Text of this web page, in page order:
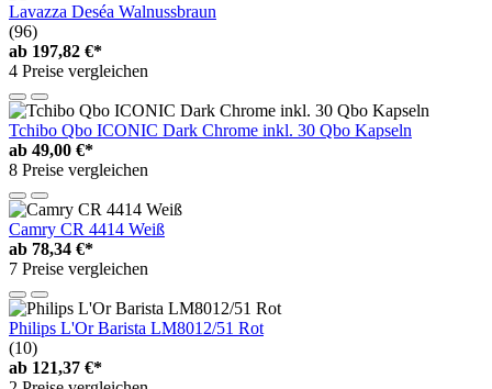
Lavazza Deséa Walnussbraun
(96)
ab 197,82 €*
4 Preise vergleichen
Tchibo Qbo ICONIC Dark Chrome inkl. 30 Qbo Kapseln
ab 49,00 €*
8 Preise vergleichen
Camry CR 4414 Weiß
ab 78,34 €*
7 Preise vergleichen
Philips L'Or Barista LM8012/51 Rot
(10)
ab 121,37 €*